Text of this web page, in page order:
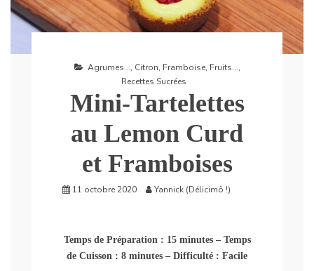
Agrumes..., Citron, Framboise, Fruits...,
Recettes Sucrées
Mini-Tartelettes
au Lemon Curd
et Framboises
11 octobre 2020 Yannick (Délicimô !)
Temps de Préparation : 15 minutes – Temps
de Cuisson : 8 minutes – Difficulté : Facile